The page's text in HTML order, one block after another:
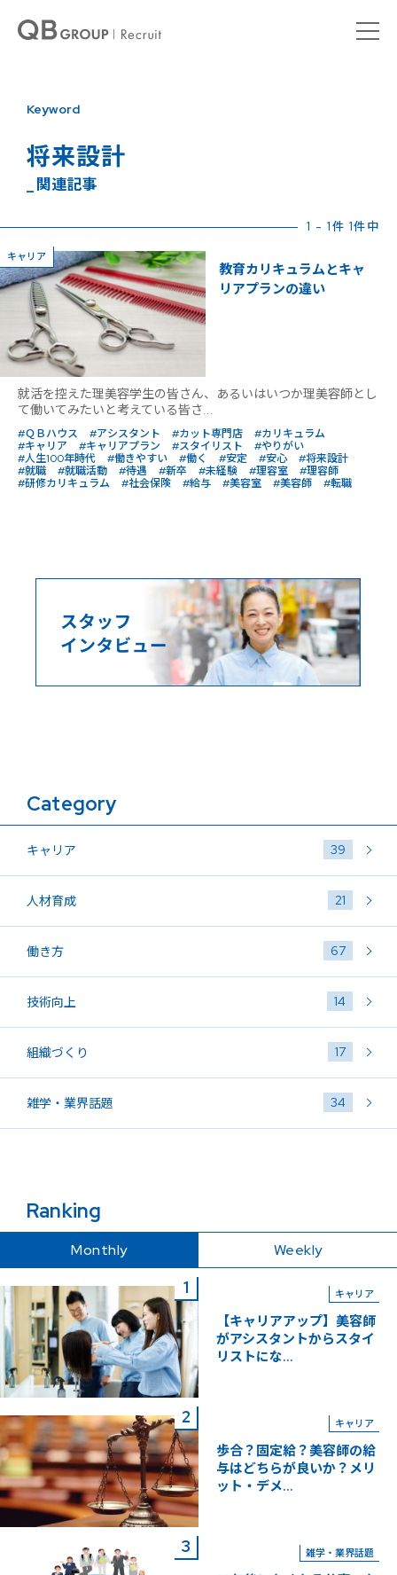
Keyword
将来設計
_ 関連記事
1 - 1件 1件中
キャリア
教育カリキュラムとキャ
リアプランの違い
就活を控えた理美容学生の皆さん、あるいはいつか理美容師とし
て働いてみたいと考えている皆さ...
#ＱＢハウス #アシスタント #カット専門店
#カリキュラム
#キャリア
#キャリアプラン #スタイリスト
#やりがい
#人生100年時代
#働きやすい #働く #安定 #安心
#将来設計
#就職
#就職活動 #待遇 #新卒 #未経験 #理容室
#理容師
#研修カリキュラム
#社会保険 #給与 #美容室 #美容師 #転職
Category
キャリア 39
人材育成 21
働き方 67
技術向上 14
組織づくり 17
雑学・業界話題 34
Ranking
Monthly Weekly
キャリア
【キャリアアップ】美容師
がアシスタントからスタイ
リストにな...
キャリア
歩合？固定給？美容師の給
与はどちらが良いか？メリ
ット・デメ...
雑学・業界話題